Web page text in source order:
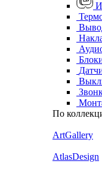
По
ArtGallery
AtlasDesign